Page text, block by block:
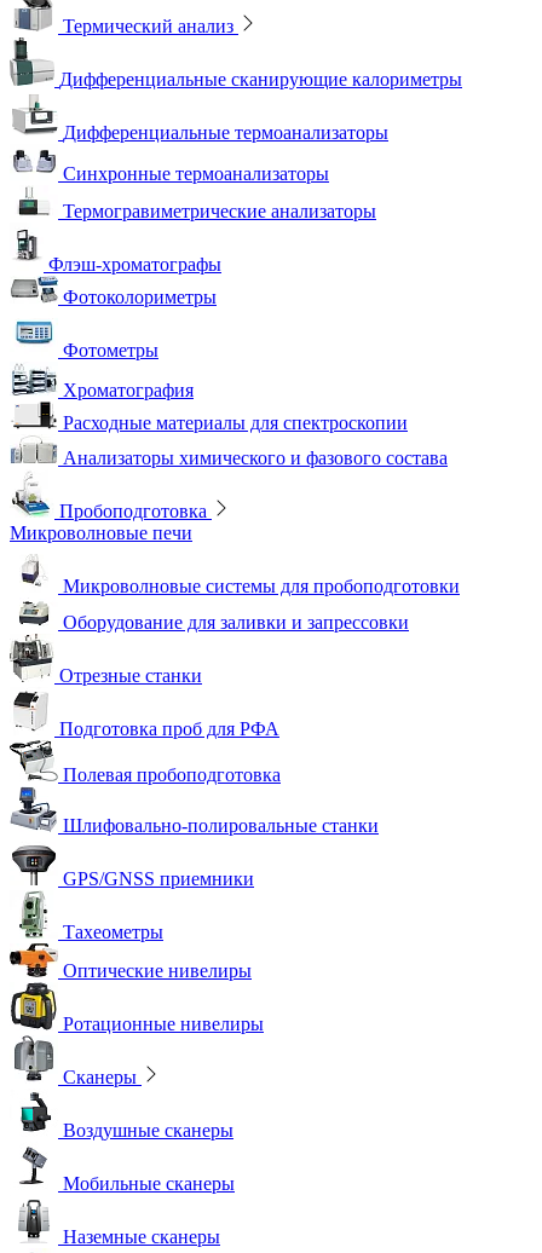
Термический анализ
Дифференциальные сканирующие калориметры
Дифференциальные термоанализаторы
Синхронные термоанализаторы
Термогравиметрические анализаторы
Флэш-хроматографы
Фотоколориметры
Фотометры
Хроматография
Расходные материалы для спектроскопии
Анализаторы химического и фазового состава
Пробоподготовка
Микроволновые печи
Микроволновые системы для пробоподготовки
Оборудование для заливки и запрессовки
Отрезные станки
Подготовка проб для РФА
Полевая пробоподготовка
Шлифовально-полировальные станки
GPS/GNSS приемники
Тахеометры
Оптические нивелиры
Ротационные нивелиры
Сканеры
Воздушные сканеры
Мобильные сканеры
Наземные сканеры